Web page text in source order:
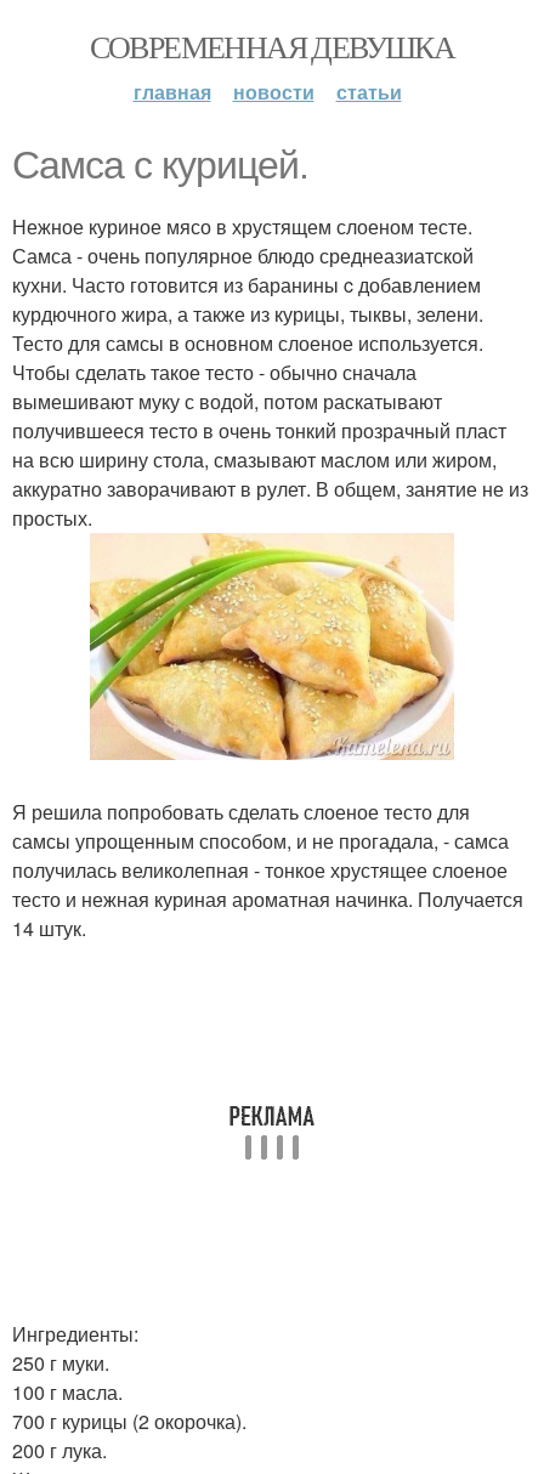
СОВРЕМЕННАЯ ДЕВУШКА
главная новости статьи
Самса с курицей.
Нежное куриное мясо в хрустящем слоеном тесте.
Самса - очень популярное блюдо среднеазиатской
кухни. Часто готовится из баранины c добавлением
курдючного жира, а также из курицы, тыквы, зелени.
Тесто для самсы в основном слоеное используется.
Чтобы сделать такое тесто - обычно сначала
вымешивают муку с водой, потом раскатывают
получившееся тесто в очень тонкий прозрачный пласт
на всю ширину стола, смазывают маслом или жиром,
аккуратно заворачивают в рулет. В общем, занятие не из
простых.
Я решила попробовать сделать слоеное тесто для
самсы упрощенным способом, и не прогадала, - самса
получилась великолепная - тонкое хрустящее слоеное
тесто и нежная куриная ароматная начинка. Получается
14 штук.
Ингредиенты:
250 г муки.
100 г масла.
700 г курицы (2 окорочка).
200 г лука.